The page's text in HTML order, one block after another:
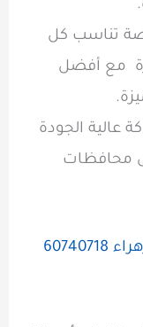
تناسب كل
مع أفضل
عالية الجودة
محافظات
شركة تسليك مجاري الزهراء 60740718